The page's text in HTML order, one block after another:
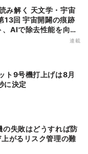
13回 宇宙開闢の痕跡
AIで除去性能を向上
索に新手法
連載
ト9号機打上げは8月
に決定
失敗はどうすれば防
がるリスク管理の難